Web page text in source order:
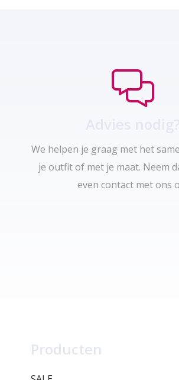
We helpen je graag met het
je outfit of met je maat. Neem
even contact met ons
Producten